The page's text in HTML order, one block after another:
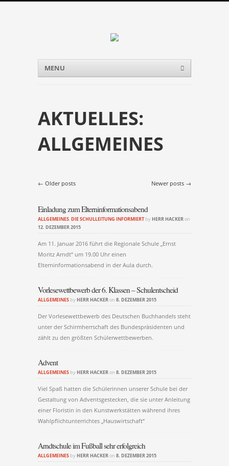
Menu
Skip to content
MENU
AKTUELLES:
ALLGEMEINES
Post navigation
← Older posts Newer posts →
Einladung zum Elterninformationsabend
ALLGEMEINES,DIE SCHULLEITUNG INFORMIERT byHERR HACKERon
12. DEZEMBER 2015
Am 11. Januar 2016 führt die Regionale Schule „Ernst
Moritz Arndt“ um 19.00 Uhr einen
Elterninformationsabend in der Aula durch.
Vorlesewettbewerb der 6. Klassen – Schulentscheid
ALLGEMEINES byHERR HACKERon 8. DEZEMBER 2015
Der Vorlesewettbewerb des Deutschen Buchhandels steht
unter der Schirmherrschaft des Bundespräsidenten und
zählt zu den größten Schülerwettbewerben.
Advent
ALLGEMEINES byHERR HACKERon 8. DEZEMBER 2015
Viel Spaß hatten die Schülerinnen unserer Schule bei der
Gestaltung von Adventsgestecken, die sie unter Anleitung
einer Floristin in den Kunstwerkstätten während ihres
Wahlpflichtunterrichtes „Hauswirtschaft“
Arndtschule im Fußball sehr erfolgreich
ALLGEMEINES byHERR HACKERon 8. DEZEMBER 2015